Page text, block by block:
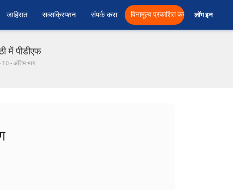
जाहिरात सब्सक्रिप्शन संपर्क करा विनामूल्य प्रकाशित करा लॉग इन
में पीडीएफ
10 - अंतिम भाग